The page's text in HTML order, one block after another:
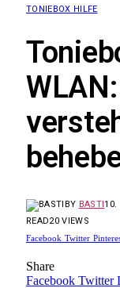
TONIEBOX HILFE
BY BASTI10.
READ20VIEWS
Facebook Twitter
Share
Facebook Twitter